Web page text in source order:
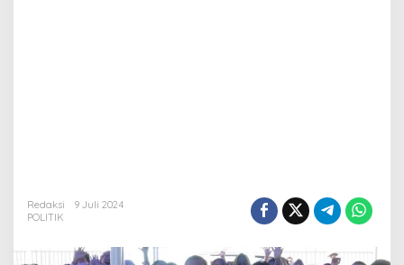
Redaksi
9 Juli 2024
POLITIK